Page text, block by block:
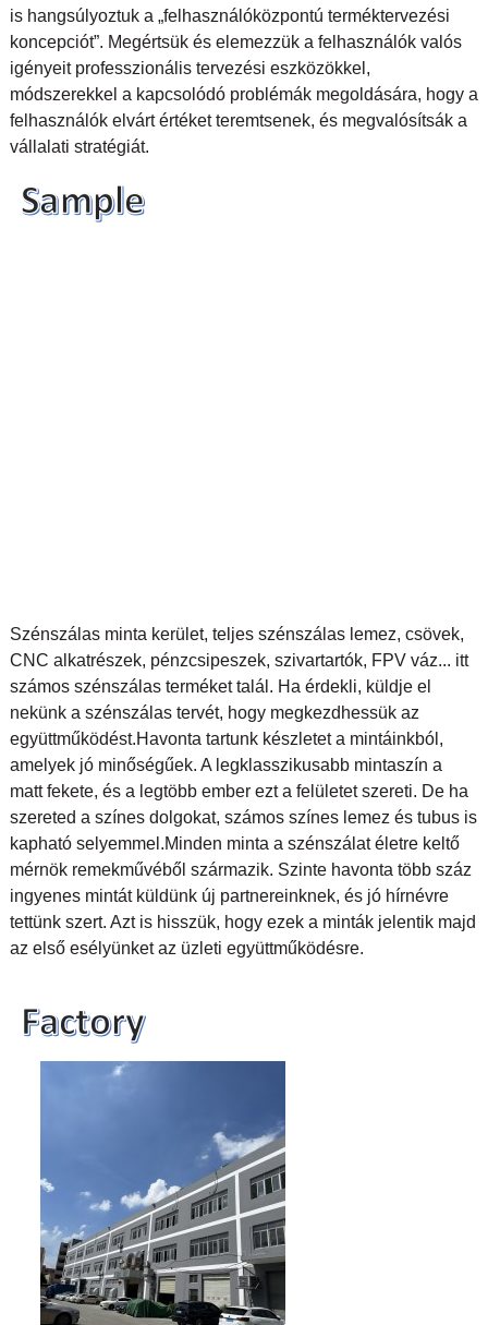
is hangsúlyoztuk a „felhasználóközpontú terméktervezési
koncepciót”. Megértsük és elemezzük a felhasználók valós
igényeit professzionális tervezési eszközökkel,
módszerekkel a kapcsolódó problémák megoldására, hogy a
felhasználók elvárt értéket teremtsenek, és megvalósítsák a
vállalati stratégiát.
Szénszálas minta kerület, teljes szénszálas lemez, csövek,
CNC alkatrészek, pénzcsipeszek, szivartartók, FPV váz... itt
számos szénszálas terméket talál. Ha érdekli, küldje el
nekünk a szénszálas tervét, hogy megkezdhessük az
együttműködést.Havonta tartunk készletet a mintáinkból,
amelyek jó minőségűek. A legklasszikusabb mintaszín a
matt fekete, és a legtöbb ember ezt a felületet szereti. De ha
szereted a színes dolgokat, számos színes lemez és tubus is
kapható selyemmel.Minden minta a szénszálat életre keltő
mérnök remekművéből származik. Szinte havonta több száz
ingyenes mintát küldünk új partnereinknek, és jó hírnévre
tettünk szert. Azt is hisszük, hogy ezek a minták jelentik majd
az első esélyünket az üzleti együttműködésre.